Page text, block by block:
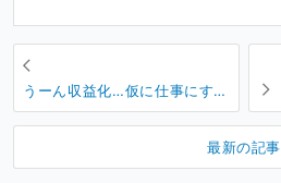
うーん収益化…仮に仕事にする
としたら…
最新の記事